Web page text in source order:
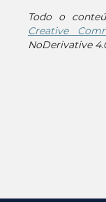
Todo o
Creative
NoDerivative